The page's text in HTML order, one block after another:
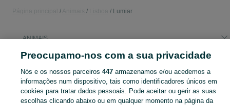
Lumiar
ANIMAIS
Animais para Venda, para Adopção Lumiar. Veja os anúncios classificados ou publique o seu anúncio de Animais grátis no OLX. Mostrar
Preocupamo-nos com a sua privacidade
Nós e os nossos parceiros 447armazenamos e/ou acedemos a
informações num dispositivo, tais como identificadores únicos em
cookies para tratar dados pessoais. Pode aceitar ou gerir as suas
escolhas clicando abaixo ou em qualquer momento na página da